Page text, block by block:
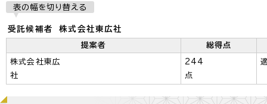
表の幅を切り替える
受託候補者 株式会社東広社
提案者 総得点
株式会社東広
社
244
点